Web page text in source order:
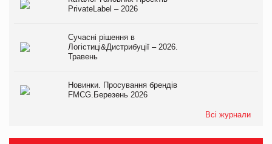
PrivateLabel – 2026
Сучасні рішення в
Логістиці&Дистрибуції – 2026.
Травень
Новинки. Просування брендів
FMCG.Березень 2026
Всі журнали